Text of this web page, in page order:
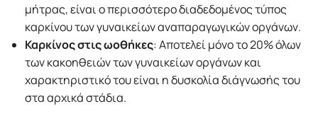
μήτρας, είναι ο περισσότερο διαδεδομένος τύπος
καρκίνου των γυναικείων αναπαραγωγικών οργάνων.
Καρκίνος στις ωοθήκες: Αποτελεί μόνο το 20% όλων
των κακοηθειών των γυναικείων οργάνων και
χαρακτηριστικό του είναι η δυσκολία διάγνωσής του
στα αρχικά στάδια.